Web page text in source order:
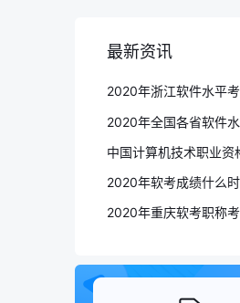
最新资讯
2020年软考成绩什么